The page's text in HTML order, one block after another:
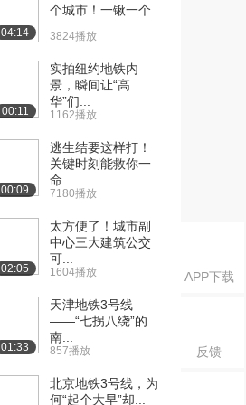
APP下载
反馈
04:14
个城市！一锹一个...
3824播放
00:11
实拍纽约地铁内
景，瞬间让“高
华”们...
1162播放
00:09
逃生结要这样打！
关键时刻能救你一
命...
7180播放
02:05
太方便了！城市副
中心三大建筑公交
可...
1604播放
01:33
天津地铁3号线
——“七拐八绕”的
南...
857播放
北京地铁3号线，为
何“起个大早”却...